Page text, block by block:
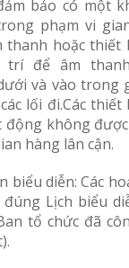
bảo có một
phạm vi
thanh hoặc thiết
trí để âm
và vào trong
lối đi.Các thiết
động không
hàng lân cận.
biểu diễn: Các
Lịch biểu
tổ chức đã